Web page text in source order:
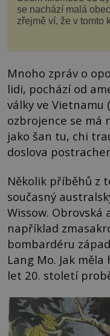
se nachází malá
zřejmě ví, že v tomto
navštěvovaném
Mnoho zpráv o
lidi, pochází od
války ve Vietnamu
ozbrojence se má
jako šan tu, chi
doslova
Několik příběhů z
současný
Wissow.
například
bombardéru
Lang Mo. Jak
let 20. století